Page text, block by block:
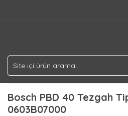
Bosch PBD 40 Tezgah
0603B07000